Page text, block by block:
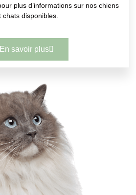
plus d’informations sur nos chiens
chats disponibles.
En savoir plus